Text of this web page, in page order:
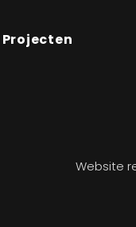
Projecten